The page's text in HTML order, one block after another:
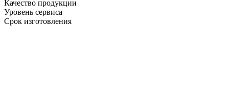
Качество продукции
Уровень сервиса
Срок изготовления